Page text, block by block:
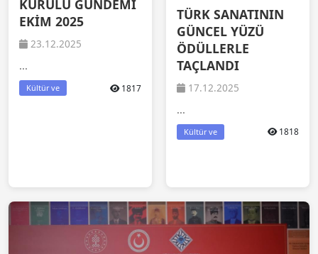
KURULU GÜNDEMİ
EKİM 2025
23.12.2025
...
Kültür ve 1817
TÜRK SANATININ
GÜNCEL YÜZÜ
ÖDÜLLERLE
TAÇLANDI
17.12.2025
...
Kültür ve 1818